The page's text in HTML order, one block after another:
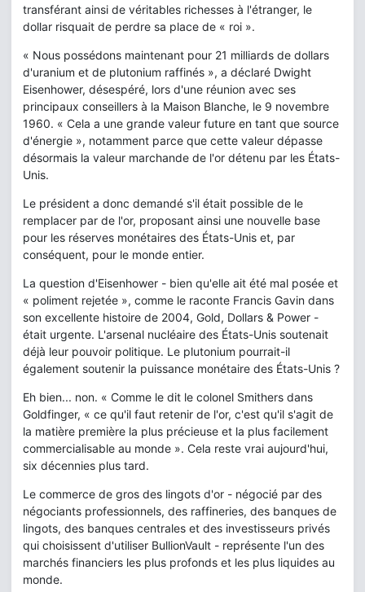
transférant ainsi de véritables richesses à l'étranger, le
dollar risquait de perdre sa place de « roi ».
« Nous possédons maintenant pour 21 milliards de dollars
d'uranium et de plutonium raffinés », a déclaré Dwight
Eisenhower, désespéré, lors d'une réunion avec ses
principaux conseillers à la Maison Blanche, le 9 novembre
1960. « Cela a une grande valeur future en tant que source
d'énergie », notamment parce que cette valeur dépasse
désormais la valeur marchande de l'or détenu par les États-
Unis.
Le président a donc demandé s'il était possible de le
remplacer par de l'or, proposant ainsi une nouvelle base
pour les réserves monétaires des États-Unis et, par
conséquent, pour le monde entier.
La question d'Eisenhower - bien qu'elle ait été mal posée et
« poliment rejetée », comme le raconte Francis Gavin dans
son excellente histoire de 2004, Gold, Dollars & Power -
était urgente. L'arsenal nucléaire des États-Unis soutenait
déjà leur pouvoir politique. Le plutonium pourrait-il
également soutenir la puissance monétaire des États-Unis ?
Eh bien... non. « Comme le dit le colonel Smithers dans
Goldfinger, « ce qu'il faut retenir de l'or, c'est qu'il s'agit de
la matière première la plus précieuse et la plus facilement
commercialisable au monde ». Cela reste vrai aujourd'hui,
six décennies plus tard.
Le commerce de gros des lingots d'or - négocié par des
négociants professionnels, des raffineries, des banques de
lingots, des banques centrales et des investisseurs privés
qui choisissent d'utiliser BullionVault - représente l'un des
marchés financiers les plus profonds et les plus liquides au
monde.